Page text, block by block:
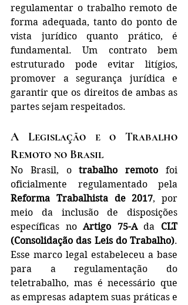
regulamentar o trabalho remoto de
forma adequada, tanto do ponto de
vista jurídico quanto prático, é
fundamental. Um contrato bem
estruturado pode evitar litígios,
promover a segurança jurídica e
garantir que os direitos de ambas as
partes sejam respeitados.
A Legislação e o Trabalho
Remoto no Brasil
No Brasil, o trabalho remoto foi
Reforma Trabalhista de 2017, por
meio da inclusão de disposições
específicas no Artigo 75-A da CLT
(Consolidação das Leis do Trabalho).
Esse marco legal estabeleceu a base
para a regulamentação do
teletrabalho, mas é necessário que
as empresas adaptem suas práticas e